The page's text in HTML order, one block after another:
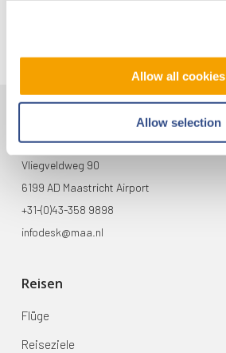
Allow all cookies
Allow selection
Kontakt
Vliegveldweg 90
6199 AD Maastricht Airport
+31-(0)43-358 9898
infodesk@maa.nl
Reisen
Flüge
Reiseziele